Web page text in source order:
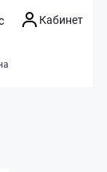
Кабинет